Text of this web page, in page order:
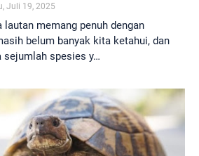
Juli 19, 2025
lautan memang penuh dengan
belum banyak kita ketahui, dan
sejumlah spesies y…